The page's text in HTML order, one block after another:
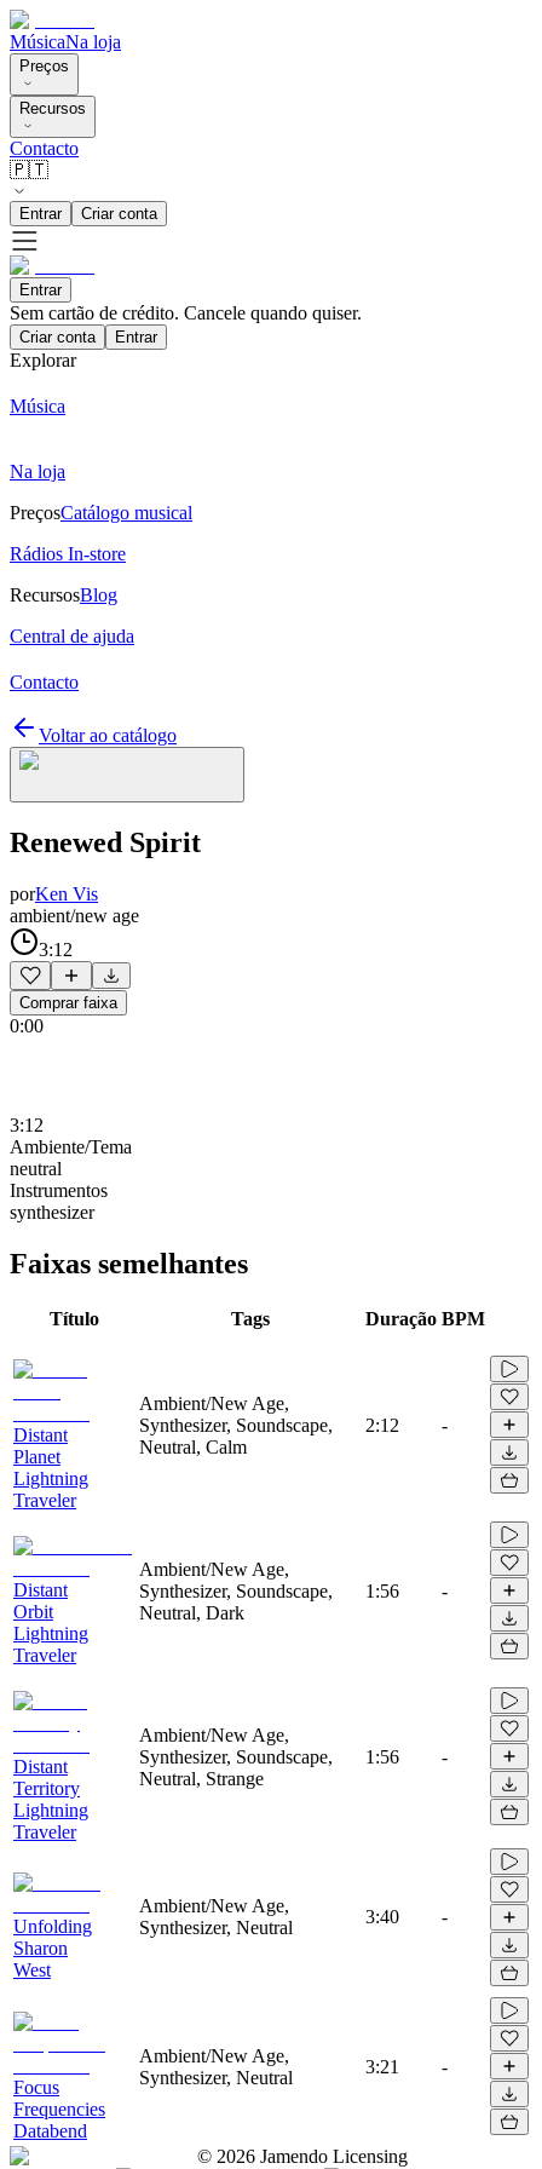
MúsicaNa loja
Preços
Recursos
Contacto
🇵🇹
Entrar Criar conta
Entrar
Sem cartão de crédito. Cancele quando quiser.
Criar conta Entrar
Explorar
Música
Na loja
PreçosCatálogo musical
Rádios In-store
RecursosBlog
Central de ajuda
Contacto
Voltar ao catálogo
Renewed Spirit
porKen Vis
ambient/new age
3:12
Comprar faixa
0:00
3:12
Ambiente/Tema
neutral
Instrumentos
synthesizer
Faixas semelhantes
Título Tags Duração BPM
Distant
Planet
Lightning
Traveler
Ambient/New Age,
Synthesizer, Soundscape,
Neutral, Calm
2:12 -
Distant
Orbit
Lightning
Traveler
Ambient/New Age,
Synthesizer, Soundscape,
Neutral, Dark
1:56 -
Distant
Territory
Lightning
Traveler
Ambient/New Age,
Synthesizer, Soundscape,
Neutral, Strange
1:56 -
Unfolding
Sharon
West
Ambient/New Age,
Synthesizer, Neutral
3:40 -
Focus
Frequencies
Databend
Ambient/New Age,
Synthesizer, Neutral
3:21 -
© 2026 Jamendo Licensing